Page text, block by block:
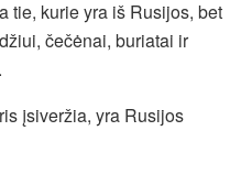
tie, kurie yra iš Rusijos, bet
čečėnai, buriatai ir
įsiveržia, yra Rusijos